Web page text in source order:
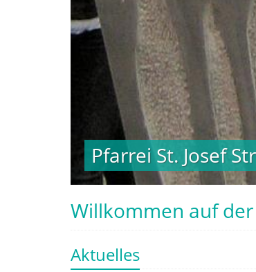
Pfarrei St. Josef
Pfarrei St. Josef
Willkommen auf der
Aktuelles